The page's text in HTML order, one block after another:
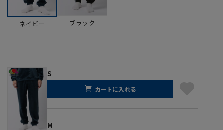
ネイビー ブラック
S
カートに入れる
M